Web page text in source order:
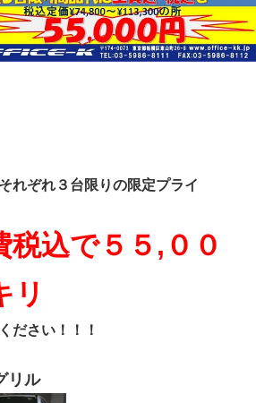
れぞれ３台限りの限定プライ
税込で５５,００
リ
ださい！！！
リル